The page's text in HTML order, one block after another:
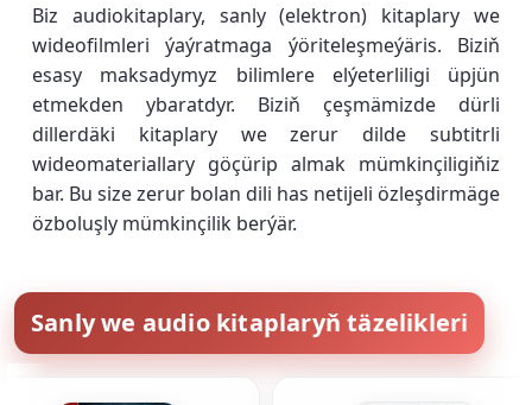
Biz audiokitaplary, sanly (elektron) kitaplary we
wideofilmleri ýaýratmaga ýöriteleşmeýäris. Biziň
esasy maksadymyz bilimlere elýeterliligi üpjün
etmekden ybaratdyr. Biziň çeşmämizde dürli
dillerdäki kitaplary we zerur dilde subtitrli
wideomateriallary göçürip almak mümkinçiligiňiz
bar. Bu size zerur bolan dili has netijeli özleşdirmäge
özboluşly mümkinçilik berýär.
Sanly we audio kitaplaryň täzelikleri